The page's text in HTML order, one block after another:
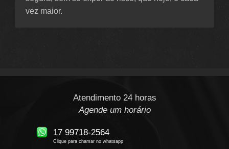
vez maior.
Atendimento 24 horas
Agende um horário
17 99718-2564
Clique para chamar no whatsapp